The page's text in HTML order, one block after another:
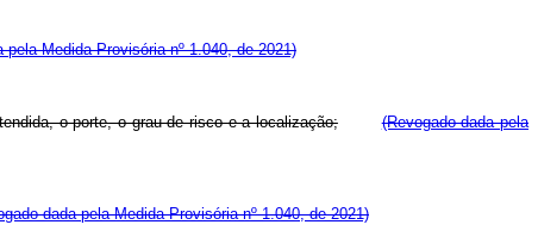
pela Medida Provisória nº 1.040, de 2021)
o porte, o grau de risco e a localização;
(Revogado dada pela
dada pela Medida Provisória nº 1.040, de 2021)